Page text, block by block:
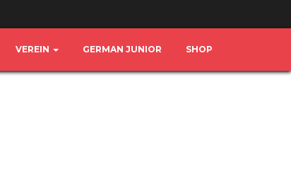
VEREIN GERMAN JUNIOR SHOP